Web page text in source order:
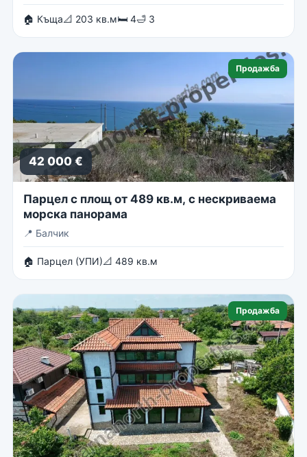
🏠 Къща📐 203 кв.м🛏 4🛁 3
Продажба
42 000 €
Парцел с площ от 489 кв.м, с нескриваема
морска панорама
📍 Балчик
🏠 Парцел (УПИ)📐 489 кв.м
Продажба